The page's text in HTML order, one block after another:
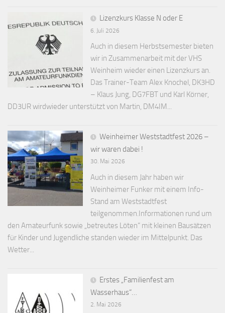
Lizenzkurs Klasse N oder E
6. Juli 2026
Auch in diesem Herbstsemester bieten
wir in Zusammenarbeit mit der VHS
Weinheim wieder einen Lizenzkurs an.
Das Trainer-Team Alex Knochel, DK3HD
– Klaus Jung, DG7FBT und Karl Körner,
DD3UR wirdwieder unterstützt von Martin, DM4IM...
Weinheimer Weststadtfest 2026 –
wir waren dabei !
30. Mai 2026
Auch in diesem Jahr haben wir
Weinheimer Funker mit einem Info-
Stand am Weststadtfest
teilgenommen.Informationen rund um
den Amateurfunk sowie „betreutes Löten“ mit kleinen Bausätzen
für Kinder und Jugendliche standen wieder im Mittelpunkt. Das
Wetter...
Erstes „Familienfest am
Wasserhaus“…
2. Mai 2026